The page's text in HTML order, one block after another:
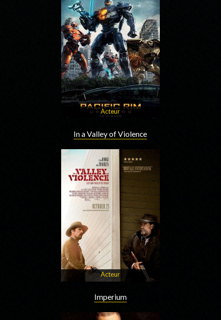
Acteur
In a Valley of Violence
Acteur
Imperium